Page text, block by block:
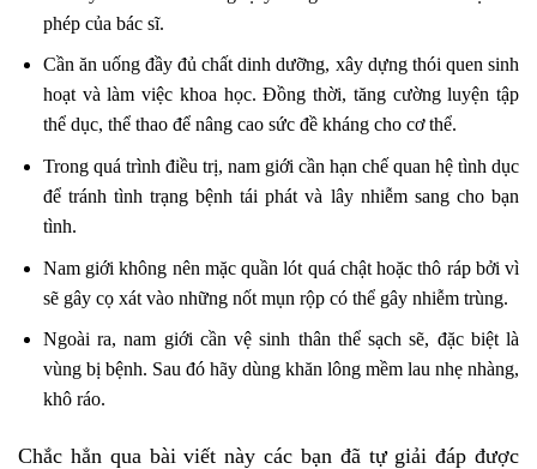
phép của bác sĩ.
Cần ăn uống đầy đủ chất dinh dưỡng, xây dựng thói quen sinh
hoạt và làm việc khoa học. Đồng thời, tăng cường luyện tập
thể dục, thể thao để nâng cao sức đề kháng cho cơ thể.
Trong quá trình điều trị, nam giới cần hạn chế quan hệ tình dục
để tránh tình trạng bệnh tái phát và lây nhiễm sang cho bạn
tình.
Nam giới không nên mặc quần lót quá chật hoặc thô ráp bởi vì
sẽ gây cọ xát vào những nốt mụn rộp có thể gây nhiễm trùng.
Ngoài ra, nam giới cần vệ sinh thân thể sạch sẽ, đặc biệt là
vùng bị bệnh. Sau đó hãy dùng khăn lông mềm lau nhẹ nhàng,
khô ráo.
Chắc hẳn qua bài viết này các bạn đã tự giải đáp được